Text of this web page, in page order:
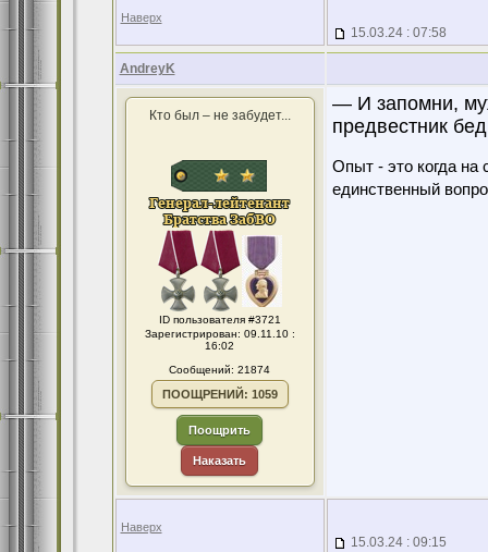
Наверх
15.03.24 : 07:58
AndreyK
Кто был – не забудет...
ID пользователя #3721
Зарегистрирован: 09.11.10 :
16:02
Сообщений: 21874
ПООЩРЕНИЙ: 1059
Поощрить
Наказать
— И запомни,
предвестник
Опыт - это когда на
единственный
Наверх
15.03.24 : 09:15